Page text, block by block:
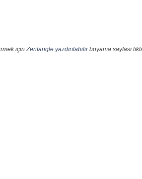
içinZentangle yazdırılabilirboyama sayfası